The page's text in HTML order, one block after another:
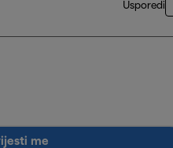
Usporedi
me